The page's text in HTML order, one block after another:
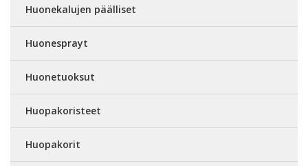
Huonekalujen päälliset
Huonesprayt
Huonetuoksut
Huopakoristeet
Huopakorit